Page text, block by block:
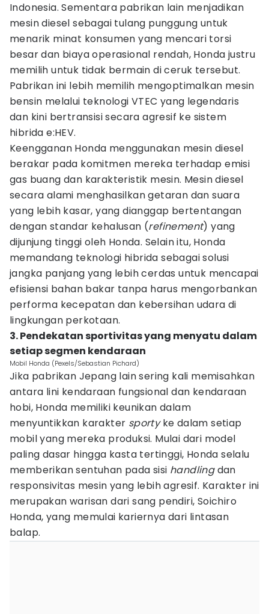
Indonesia. Sementara pabrikan lain menjadikan
mesin diesel sebagai tulang punggung untuk
menarik minat konsumen yang mencari torsi
besar dan biaya operasional rendah, Honda justru
memilih untuk tidak bermain di ceruk tersebut.
Pabrikan ini lebih memilih mengoptimalkan mesin
bensin melalui teknologi VTEC yang legendaris
dan kini bertransisi secara agresif ke sistem
hibrida e:HEV.
Keengganan Honda menggunakan mesin diesel
berakar pada komitmen mereka terhadap emisi
gas buang dan karakteristik mesin. Mesin diesel
secara alami menghasilkan getaran dan suara
yang lebih kasar, yang dianggap bertentangan
dengan standar kehalusan (refinement) yang
dijunjung tinggi oleh Honda. Selain itu, Honda
memandang teknologi hibrida sebagai solusi
jangka panjang yang lebih cerdas untuk mencapai
efisiensi bahan bakar tanpa harus mengorbankan
performa kecepatan dan kebersihan udara di
lingkungan perkotaan.
3. Pendekatan sportivitas yang menyatu dalam
setiap segmen kendaraan
Mobil Honda (Pexels/Sebastian Pichard)
Jika pabrikan Jepang lain sering kali memisahkan
antara lini kendaraan fungsional dan kendaraan
hobi, Honda memiliki keunikan dalam
menyuntikkan karakter sportyke dalam setiap
mobil yang mereka produksi. Mulai dari model
paling dasar hingga kasta tertinggi, Honda selalu
memberikan sentuhan pada sisi handlingdan
responsivitas mesin yang lebih agresif. Karakter ini
merupakan warisan dari sang pendiri, Soichiro
Honda, yang memulai kariernya dari lintasan
balap.